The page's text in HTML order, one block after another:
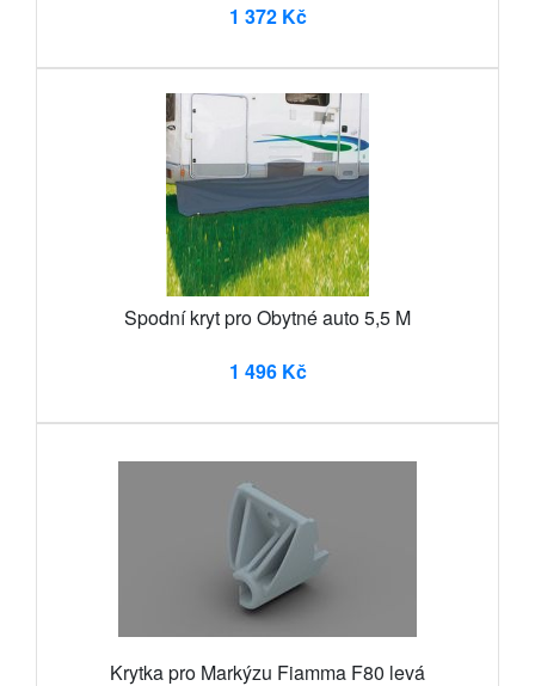
1 372 Kč
Spodní kryt pro Obytné auto 5,5 M
1 496 Kč
Krytka pro Markýzu Fiamma F80 levá